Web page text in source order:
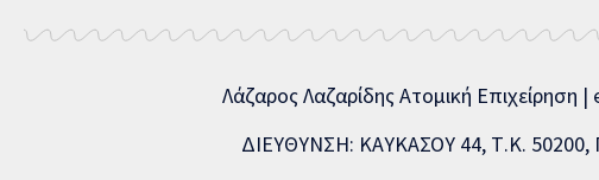
Λάζαρος Λαζαρίδης Ατομική
ΔΙΕΥΘΥΝΣΗ: ΚΑΥΚΑΣΟΥ 44, Τ.Κ. 50200,